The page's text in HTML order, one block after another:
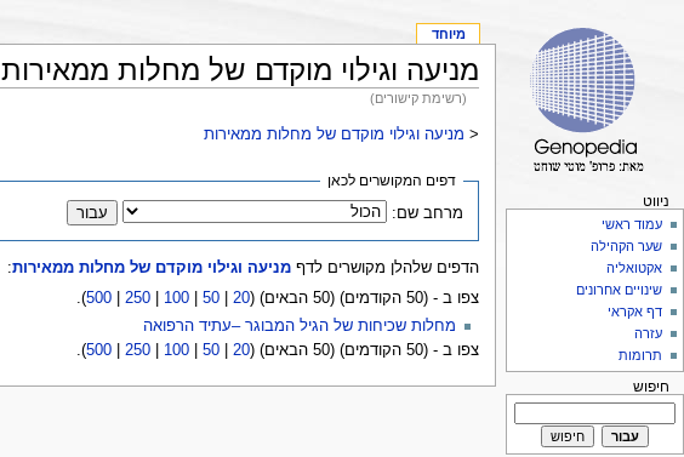
מניעה וגילוי מוקדם של מחלות ממאירות
(רשימת קישורים)
< מניעה וגילוי מוקדם של מחלות ממאירות
דפים המקושרים לכאן
מרחב שם:
הדפים שלהלן מקושרים לדף מניעה וגילוי מוקדם של מחלות ממאירות:
צפו ב - (50 הקודמים) (50 הבאים) (
20
|
50
|
100
250
|
500
).
מחלות שכיחות של הגיל המבוגר –עתיד הרפואה
צפו ב - (50 הקודמים) (50 הבאים) (
20
|
50
|
100
250
|
500
).
מיוחד
ניווט
עמוד ראשי
שער הקהילה
אקטואליה
שינויים אחרונים
דף אקראי
עזרה
תרומות
חיפוש